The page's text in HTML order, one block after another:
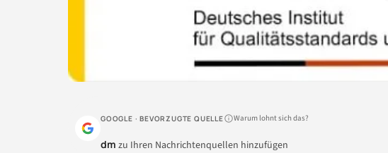
GOOGLE · BEVORZUGTE QUELLE Warum lohnt sich das?
dm zu Ihren Nachrichtenquellen hinzufügen